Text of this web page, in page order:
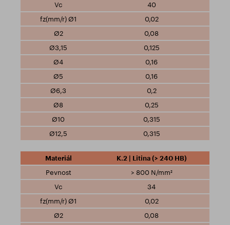
40
0,02
0,08
0,125
0,16
0,16
0,2
0,25
0,315
0,315
K.2 | Litina (> 240 HB)
> 800 N/mm²
34
0,02
0,08